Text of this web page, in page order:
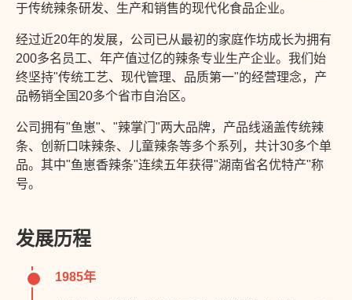
于传统辣条研发、生产和销售的现代化食品企业。
经过近20年的发展，公司已从最初的家庭作坊成长为拥有
200多名员工、年产值过亿的辣条专业生产企业。我们始
终坚持"传统工艺、现代管理、品质第一"的经营理念，产
品畅销全国20多个省市自治区。
公司拥有"鱼崽"、"辣掌门"两大品牌，产品线涵盖传统辣
条、创新口味辣条、儿童辣条等多个系列，共计30多个单
品。其中"鱼崽香辣条"连续五年获得"湖南省名优特产"称
号。
发展历程
1985年